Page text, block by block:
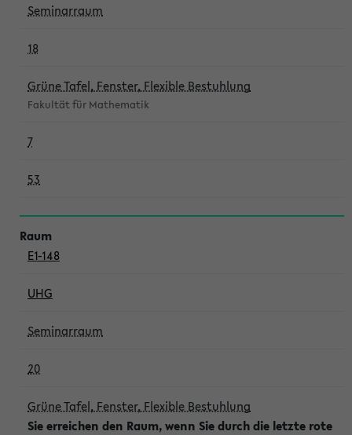
Seminarraum
18
Grüne Tafel, Fenster, Flexible Bestuhlung
Fakultät für Mathematik
7
53
E1-148
UHG
Seminarraum
20
Grüne Tafel, Fenster, Flexible Bestuhlung
Sie erreichen den Raum, wenn Sie durch die letzte rote